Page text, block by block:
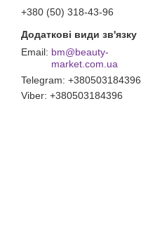
+380 (50) 318-43-96
bm@beauty-
market.com.ua
Telegram +380503184396
Viber +380503184396